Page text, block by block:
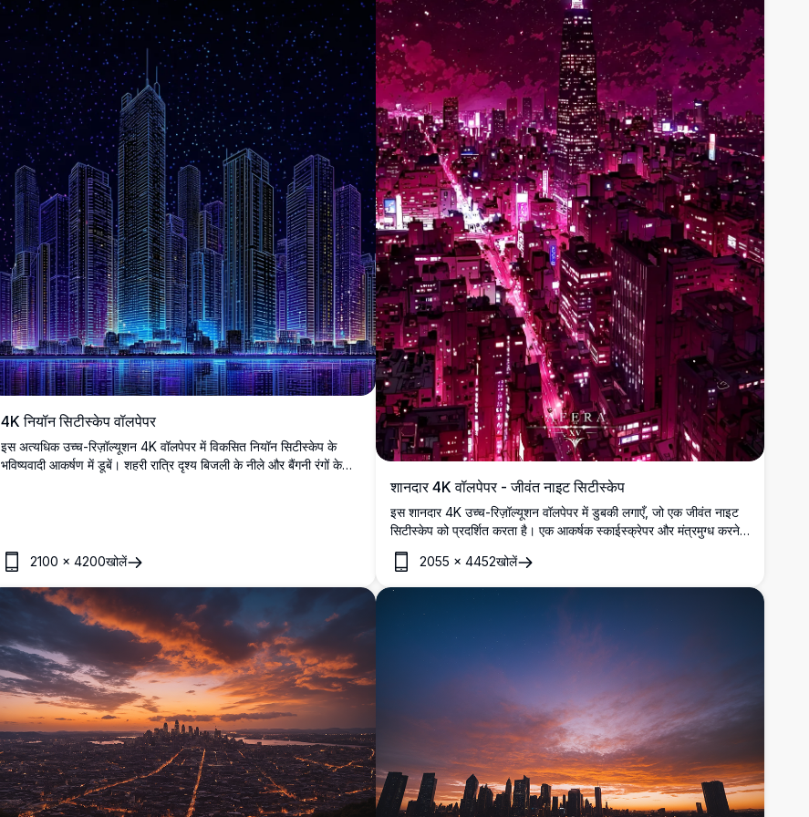
4K नियॉन सिटीस्केप वॉलपेपर
इस अत्यधिक उच्च-रिज़ॉल्यूशन 4K वॉलपेपर में विकसित नियॉन सिटीस्केप के
भविष्यवादी आकर्षण में डूबें। शहरी रात्रि दृश्य बिजली के नीले और बैंगनी रंगों के
2100 ×4200खोलें
शानदार 4K वॉलपेपर - जीवंत नाइट सिटीस्केप
इस शानदार 4K उच्च-रिज़ॉल्यूशन वॉलपेपर में डुबकी लगाएँ, जो एक जीवंत नाइट
सिटीस्केप को प्रदर्शित करता है। एक आकर्षक स्काईस्क्रेपर और मंत्रमुग्ध करने
वाले बैंगनी तारों भरे आकाश के साथ, यह चित्र शहरी सुंदरता का सार पकड़ता है।
डेस्कटॉप या मोबाइल स्क्रीन के लिए आदर्श, यह स्पष्ट विवरण और जीवंत रंगों के
साथ किसी भी डिवाइस को बेहतर बनाता है।
2055 × 4452खोलें